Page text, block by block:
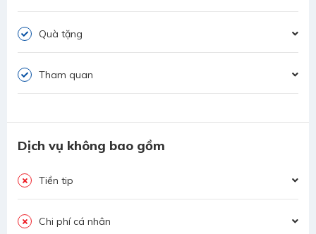
Quà tặng
Tham quan
Dịch vụ không bao gồm
Tiền tip
Chi phí cá nhân